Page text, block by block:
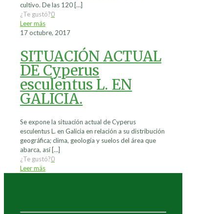
cultivo. De las 120[…]
¿Te gustó?0
Leer más
17 octubre, 2017
SITUACIÓN ACTUAL
DE Cyperus
esculentus L. EN
GALICIA.
Se expone la situación actual de Cyperus
esculentus L. en Galicia en relación a su distribución
geográfica; clima, geología y suelos del área que
abarca, así […]
¿Te gustó?0
Leer más